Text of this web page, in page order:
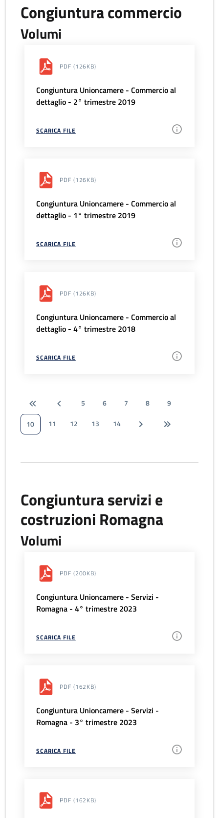
Congiuntura commercio
Volumi
PDF (126KB)
Congiuntura Unioncamere - Commercio al
dettaglio - 2° trimestre 2019
SCARICA FILE
PDF (126KB)
Congiuntura Unioncamere - Commercio al
dettaglio - 1° trimestre 2019
SCARICA FILE
PDF (126KB)
Congiuntura Unioncamere - Commercio al
dettaglio - 4° trimestre 2018
SCARICA FILE
5 6 7 8
9
10
11 12 13 14
Congiuntura servizi e
costruzioni Romagna
Volumi
PDF (200KB)
Congiuntura Unioncamere - Servizi -
Romagna - 4° trimestre 2023
SCARICA FILE
PDF (162KB)
Congiuntura Unioncamere - Servizi -
Romagna - 3° trimestre 2023
SCARICA FILE
PDF (162KB)